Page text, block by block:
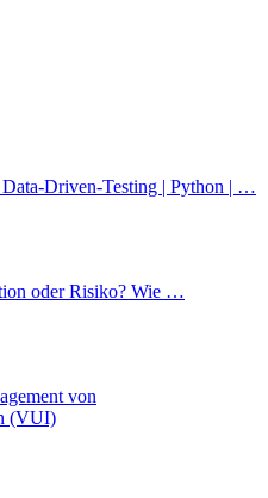
Driven-Testing | Python | …
oder Risiko? Wie …
von
(VUI)